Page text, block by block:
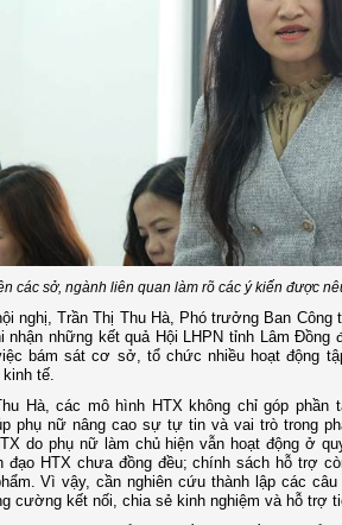
các sở, ngành liên quan làm rõ các ý kiến được
nghị, Trần Thị Thu Hà, Phó trưởng Ban
nhận những kết quả Hội LHPN tỉnh Lâm
bám sát cơ sở, tổ chức nhiều hoạt động
tế.
Hà, các mô hình HTX không chỉ góp phần
phụ nữ nâng cao sự tự tin và vai trò trong
do phụ nữ làm chủ hiện vẫn hoạt động ở
đạo HTX chưa đồng đều; chính sách hỗ trợ
Vì vậy, cần nghiên cứu thành lập các
cường kết nối, chia sẻ kinh nghiệm và hỗ trợ